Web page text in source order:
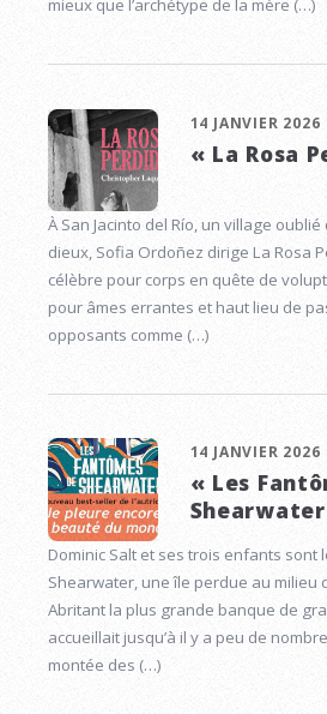
mieux que l’archétype de la mère (…)
14 JANVIER 2026
« La Rosa
À San Jacinto del Río, un village
dieux, Sofia Ordoñez dirige La Rosa
célèbre pour corps en quête de
pour âmes errantes et haut lieu de
opposants comme (…)
14 JANVIER 2026
« Les
Dominic Salt et ses trois enfants sont
Shearwater, une île perdue au milieu
Abritant la plus grande banque de
accueillait jusqu’à il y a peu de
montée des (…)